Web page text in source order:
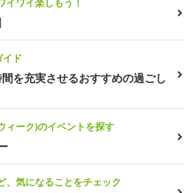
ド
を充実させるおすすめの過ごし
ィーク)のイベントを探す
、気になることをチェック